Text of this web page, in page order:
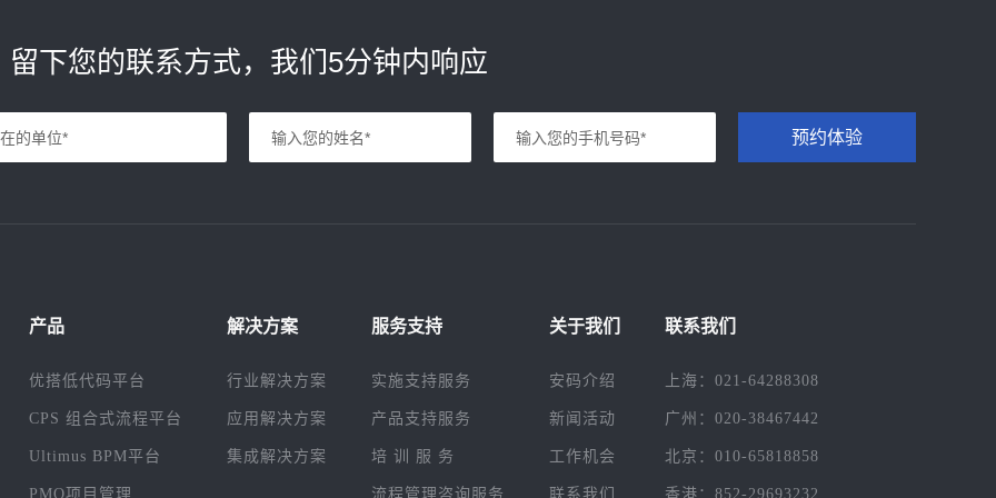
留下您的联系方式，我们5分钟内响应
预约体验
产品
优搭低代码平台
CPS 组合式流程平台
Ultimus BPM平台
PMO项目管理
解决方案
行业解决方案
应用解决方案
集成解决方案
服务支持
实施支持服务
产品支持服务
培 训 服 务
流程管理咨询服务
关于我们
安码介绍
新闻活动
工作机会
联系我们
联系我们
上海：021-64288308
广州：020-38467442
北京：010-65818858
香港：852-29693232